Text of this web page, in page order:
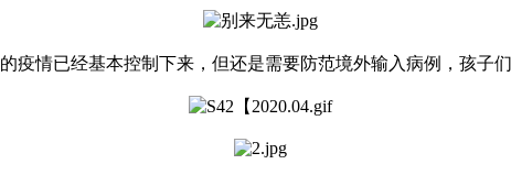
疫情已经基本控制下来，但还是需要防范境外输入病例，孩子